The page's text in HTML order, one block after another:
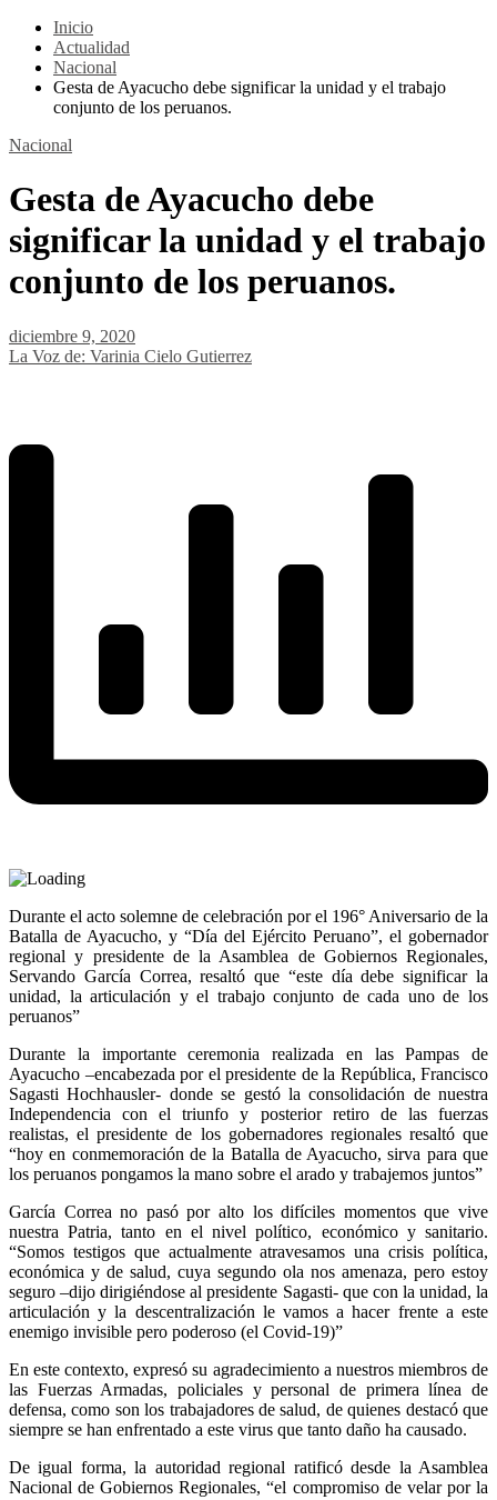
Inicio
Actualidad
Nacional
Gesta de Ayacucho debe significar la unidad y el trabajo
conjunto de los peruanos.
Nacional
Gesta de Ayacucho debe
significar la unidad y el trabajo
conjunto de los peruanos.
diciembre 9, 2020
La Voz de: Varinia Cielo Gutierrez
Durante el acto solemne de celebración por el 196° Aniversario de la
Batalla de Ayacucho, y “Día del Ejército Peruano”, el gobernador
regional y presidente de la Asamblea de Gobiernos Regionales,
Servando García Correa, resaltó que “este día debe significar la
unidad, la articulación y el trabajo conjunto de cada uno de los
peruanos”
Durante la importante ceremonia realizada en las Pampas de
Ayacucho –encabezada por el presidente de la República, Francisco
Sagasti Hochhausler- donde se gestó la consolidación de nuestra
Independencia con el triunfo y posterior retiro de las fuerzas
realistas, el presidente de los gobernadores regionales resaltó que
“hoy en conmemoración de la Batalla de Ayacucho, sirva para que
los peruanos pongamos la mano sobre el arado y trabajemos juntos”
García Correa no pasó por alto los difíciles momentos que vive
nuestra Patria, tanto en el nivel político, económico y sanitario.
“Somos testigos que actualmente atravesamos una crisis política,
económica y de salud, cuya segundo ola nos amenaza, pero estoy
seguro –dijo dirigiéndose al presidente Sagasti- que con la unidad, la
articulación y la descentralización le vamos a hacer frente a este
enemigo invisible pero poderoso (el Covid-19)”
En este contexto, expresó su agradecimiento a nuestros miembros de
las Fuerzas Armadas, policiales y personal de primera línea de
defensa, como son los trabajadores de salud, de quienes destacó que
siempre se han enfrentado a este virus que tanto daño ha causado.
De igual forma, la autoridad regional ratificó desde la Asamblea
Nacional de Gobiernos Regionales, “el compromiso de velar por la